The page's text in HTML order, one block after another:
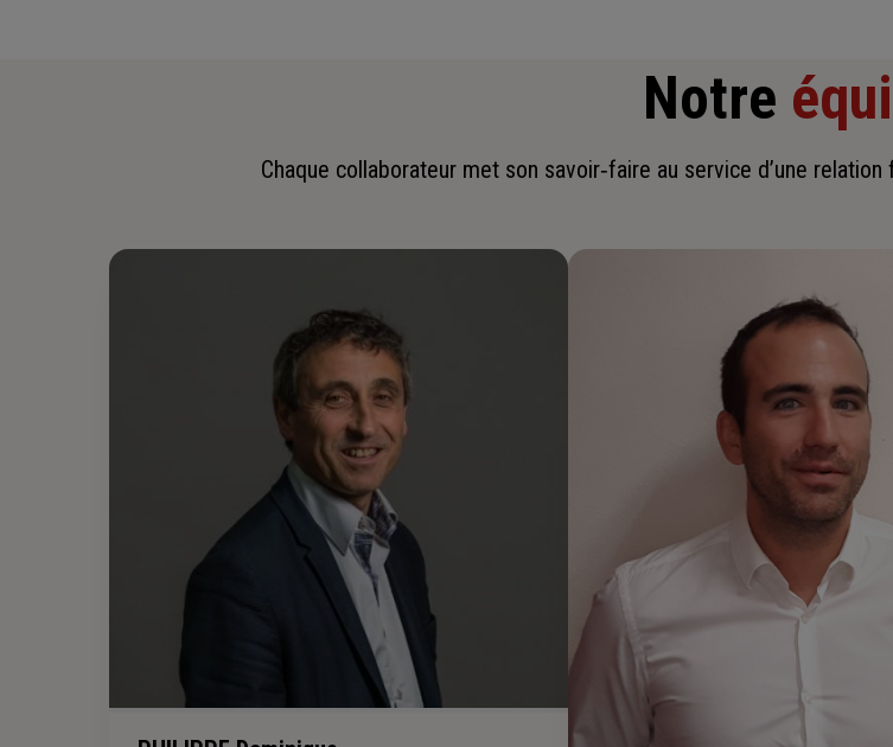
Notre
Chaque collaborateur met son savoir‑faire au service d’une